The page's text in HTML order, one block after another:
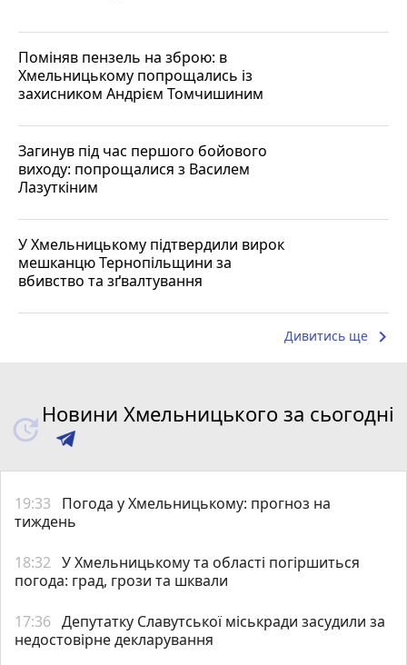
Поміняв пензель на зброю: в
Хмельницькому попрощались із
захисником Андрієм Томчишиним
Загинув під час першого бойового
виходу: попрощалися з Василем
Лазуткіним
У Хмельницькому підтвердили вирок
мешканцю Тернопільщини за
вбивство та зґвалтування
Дивитись ще keyboard_arrow_right
Новини Хмельницького за сьогодні
19:33
Погода у Хмельницькому: прогноз на
тиждень
18:32 У Хмельницькому та області погіршиться
погода: град, грози та шквали
17:36 Депутатку Славутської міськради засудили за
недостовірне декларування